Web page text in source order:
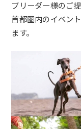
ブリーダー様のご
首都圏内のイベン
ま す。